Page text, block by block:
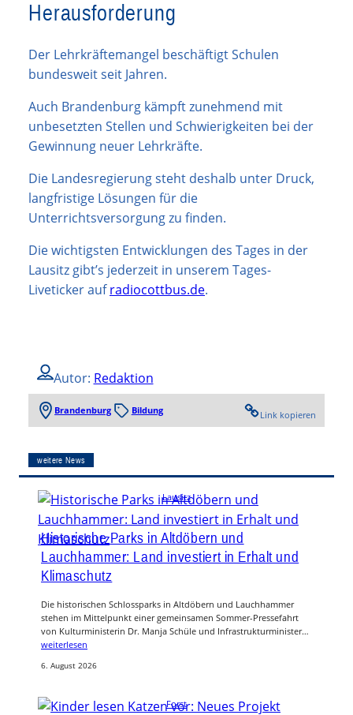
Herausforderung
Der Lehrkräftemangel beschäftigt Schulen
bundesweit seit Jahren.
Auch Brandenburg kämpft zunehmend mit
unbesetzten Stellen und Schwierigkeiten bei der
Gewinnung neuer Lehrkräfte.
Die Landesregierung steht deshalb unter Druck,
langfristige Lösungen für die
Unterrichtsversorgung zu finden.
Die wichtigsten Entwicklungen des Tages in der
Lausitz gibt’s jederzeit in unserem Tages-
Liveticker aufradiocottbus.de.
Autor: Redaktion
Brandenburg Bildung Link kopieren
weitere News
Lausitz
Historische Parks in Altdöbern und
Lauchhammer: Land investiert in Erhalt und
Klimaschutz
Die historischen Schlossparks in Altdöbern und Lauchhammer
stehen im Mittelpunkt einer gemeinsamen Sommer-Pressefahrt
von Kulturministerin Dr. Manja Schüle und Infrastrukturminister…
weiterlesen
6. August 2026
Forst